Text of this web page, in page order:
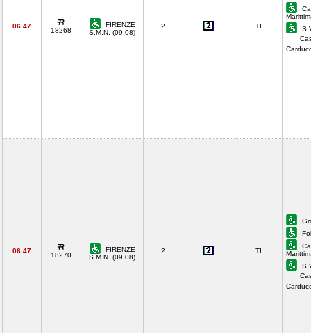
06.47
18268
FIRENZE
S.M.N. (09.08)
2 TI
06.47
18270
FIRENZE
S.M.N. (09.08)
2 TI